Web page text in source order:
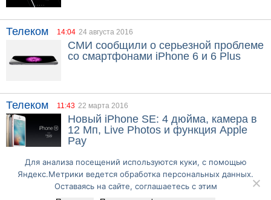
Телеком 14:04 24 августа 2016
СМИ сообщили о серьезной проблеме
со смартфонами iPhone 6 и 6 Plus
Телеком 11:43 22 марта 2016
Новый iPhone SE: 4 дюйма, камера в
12 Мп, Live Photos и функция Apple
Pay
Перейти на полную версию сайта
Для анализа посещений используются куки, с помощью
Яндекс.Метрики ведется обработка персональных данных.
Оставаясь на сайте, соглашаетесь с этим